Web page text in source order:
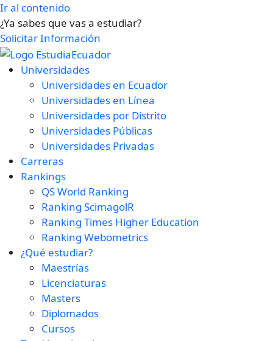
Ir al contenido
¿Ya sabes que vas a estudiar?
Solicitar Información
Universidades
Universidades en Ecuador
Universidades en Línea
Universidades por Distrito
Universidades Públicas
Universidades Privadas
Carreras
Rankings
QS World Ranking
Ranking ScimagolR
Ranking Times Higher Education
Ranking Webometrics
¿Qué estudiar?
Maestrías
Licenciaturas
Masters
Diplomados
Cursos